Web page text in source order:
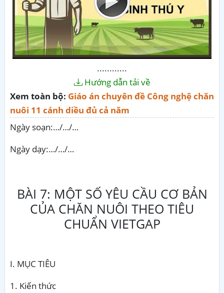
............
Hướng dẫn tải về
Xem toàn bộ: Giáo án chuyên đề Công nghệ chăn
nuôi 11 cánh diều đủ cả năm
Ngày soạn:…/…/…
Ngày dạy:…/…/…
BÀI 7: MỘT SỐ YÊU CẦU CƠ BẢN
CỦA CHĂN NUÔI THEO TIÊU
CHUẨN VIETGAP
I. MỤC TIÊU
1. Kiến thức